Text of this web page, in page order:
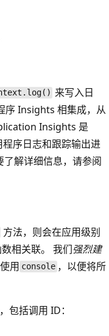
来写入日
序 Insights 相集成，从
Insights 是
序日志和跟踪输出进
解详细信息，请参阅
方法，则会在应用级别
相关联。 我们强烈建
用 console ，以便将所
包括调用 ID：